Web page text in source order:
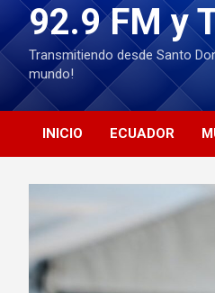
92.9 FM y
Transmitiendo desde Santo
mundo!
INICIO ECUADOR